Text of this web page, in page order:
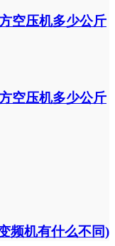
空压机多少公斤
空压机多少公斤
频机有什么不同)